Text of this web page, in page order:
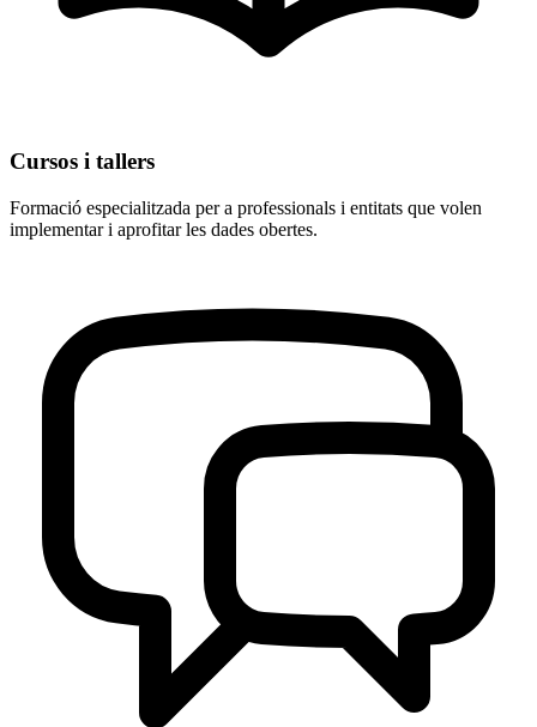
Cursos i tallers
Formació especialitzada per a professionals i entitats que volen
implementar i aprofitar les dades obertes.